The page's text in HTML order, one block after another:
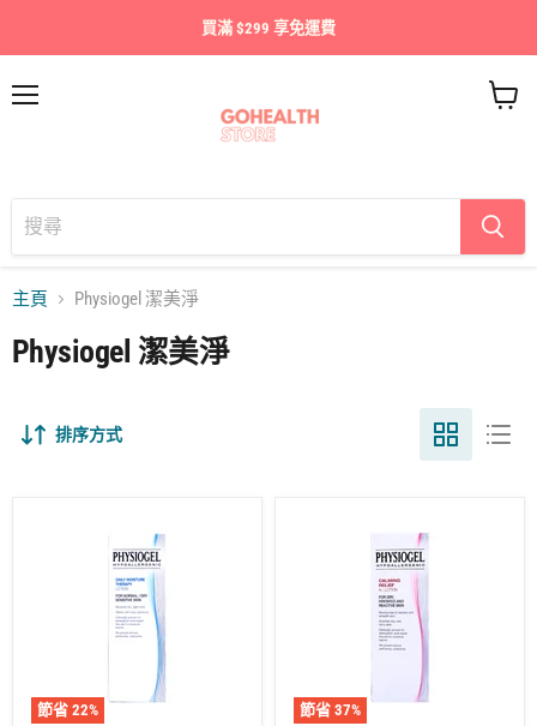
買滿 $299 享免運費
車
主頁 Physiogel 潔美淨
Physiogel 潔美淨
排序方式
節省 22%
節省 37%